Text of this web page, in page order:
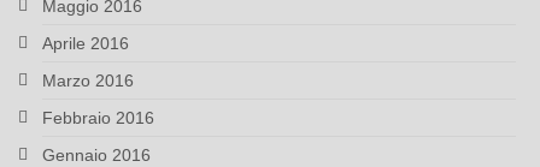
Maggio 2016
Aprile 2016
Marzo 2016
Febbraio 2016
Gennaio 2016